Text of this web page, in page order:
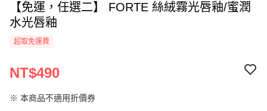
【免運，任選二】 FORTE 絲絨霧光唇釉/蜜潤
水光唇釉
超取免運費
NT$490
※ 本商品不適用折價券